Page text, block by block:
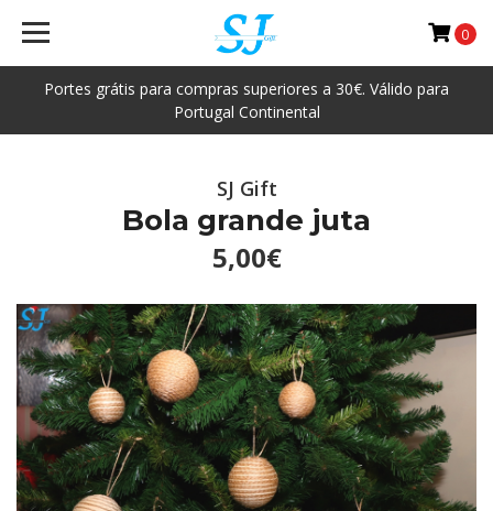
Portes grátis para compras superiores a 30€. Válido para
Portugal Continental
0
SJ Gift
Bola grande juta
5,00€